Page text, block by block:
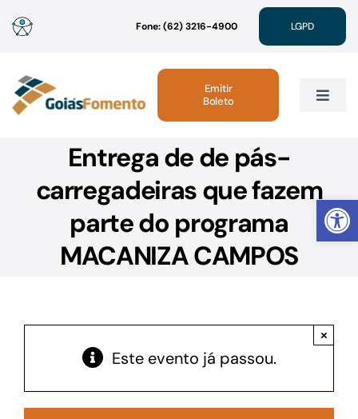
Abrir
para
conteúdo
Fone: (62) 3216-4900 LGPD
Toggle
Institucional
Linhas de Crédito
Atendimento
Acesso à Informação
Emitir
Boleto
Entrega de de pás-
carregadeiras que fazem
parte do programa
MACANIZA CAMPOS
Este evento já passou.
×